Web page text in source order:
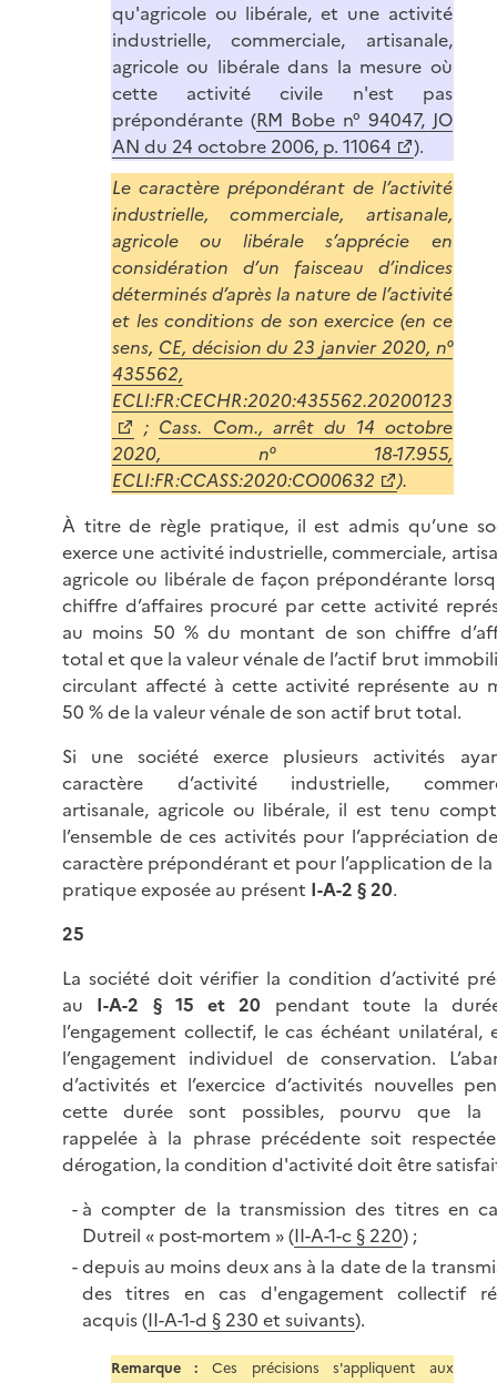
qu'agricole ou libérale, et une activité
industrielle, commerciale, artisanale,
agricole ou libérale dans la mesure où
cette activité civile n'est pas
prépondérante (RM Bobe n° 94047, JO
AN du 24 octobre 2006, p. 11064
).
Le caractère prépondérant de l’activité
industrielle, commerciale, artisanale,
agricole ou libérale s’apprécie en
considération d’un faisceau d’indices
déterminés d’après la nature de l’activité
et les conditions de son exercice (en ce
sens, CE, décision du 23 janvier 2020, n°
435562,
ECLI:FR:CECHR:2020:435562.20200123
; Cass. Com., arrêt du 14 octobre
2020, n° 18-17.955,
ECLI:FR:CCASS:2020:CO00632
).
À titre de règle pratique, il est admis qu’une
exerce une activité industrielle, commerciale,
agricole ou libérale de façon prépondérante
chiffre d’affaires procuré par cette activité
au moins 50 % du montant de son chiffre
total et que la valeur vénale de l’actif brut
circulant affecté à cette activité représente au
50 % de la valeur vénale de son actif brut total.
Si une société exerce plusieurs activités
caractère d’activité industrielle,
artisanale, agricole ou libérale, il est tenu
l’ensemble de ces activités pour l’appréciation
caractère prépondérant et pour l’application de la
pratique exposée au présent I-A-2 § 20.
25
La société doit vérifier la condition d’activité
au I-A-2 § 15 et 20 pendant toute la
l’engagement collectif, le cas échéant unilatéral,
l’engagement individuel de conservation.
d’activités et l’exercice d’activités nouvelles
cette durée sont possibles, pourvu que la
rappelée à la phrase précédente soit
dérogation, la condition d'activité doit être
à compter de la transmission des titres en
Dutreil « post-mortem » (II-A-1-c § 220) ;
depuis au moins deux ans à la date de la
des titres en cas d'engagement collectif
acquis (II-A-1-d § 230 et suivants).
Remarque : Ces précisions s'appliquent aux